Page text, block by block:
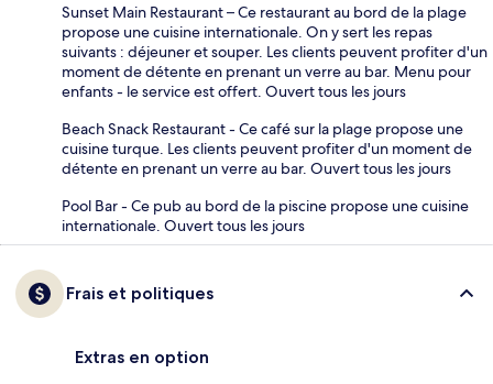
Sunset Main Restaurant – Ce restaurant au bord de la plage
propose une cuisine internationale. On y sert les repas
suivants : déjeuner et souper. Les clients peuvent profiter d'un
moment de détente en prenant un verre au bar. Menu pour
enfants - le service est offert. Ouvert tous les jours
Beach Snack Restaurant - Ce café sur la plage propose une
cuisine turque. Les clients peuvent profiter d'un moment de
détente en prenant un verre au bar. Ouvert tous les jours
Pool Bar - Ce pub au bord de la piscine propose une cuisine
internationale. Ouvert tous les jours
Frais et politiques
Extras en option